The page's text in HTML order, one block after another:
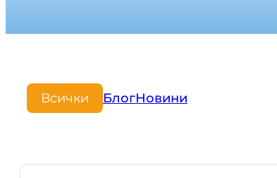
Всички БлогНовини